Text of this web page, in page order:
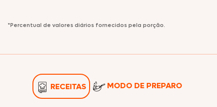
*Percentual de valores diários fornecidos pela porção.
RECEITAS MODO DE PREPARO